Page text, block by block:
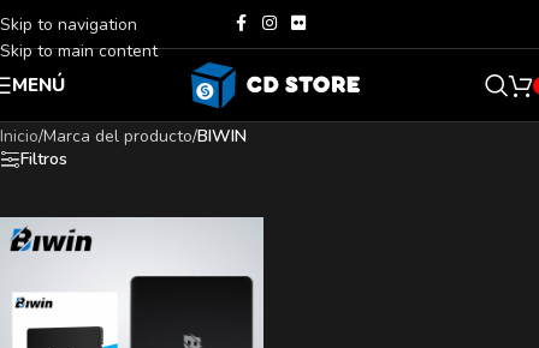
Skip to navigation
Skip to main content
MENÚ
Inicio/Marca del producto/BIWIN
Filtros